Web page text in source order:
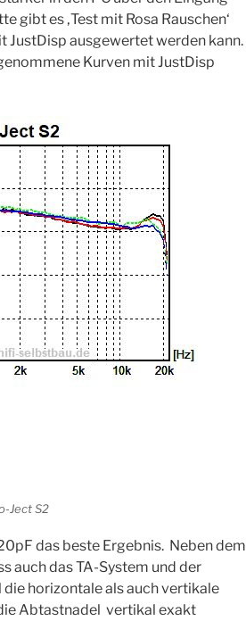
gibt es ‚Test mit Rosa Rauschen‘
JustDisp ausgewertet werden kann.
Kurven mit JustDisp
Ject S2
das beste Ergebnis. Neben dem
auch das TA-System und der
horizontale als auch vertikale
Abtastnadel vertikal exakt